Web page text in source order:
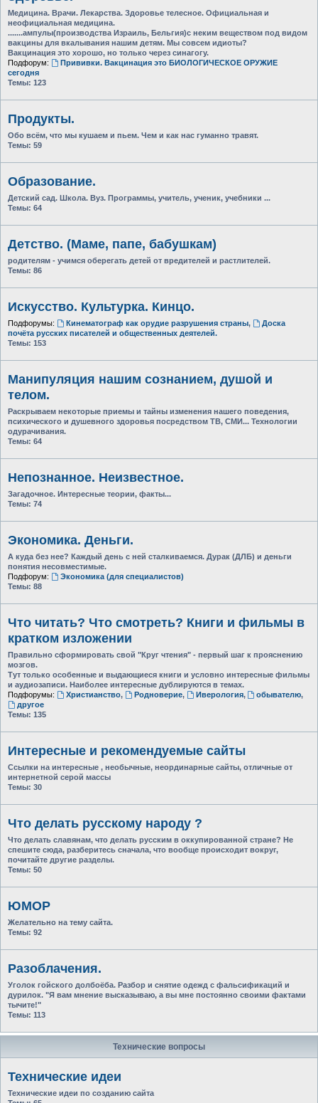
Медицина. Врачи. Лекарства. Здоровье телесное. Официальная и
неофициальная медицина.
.......ампулы(производства Израиль, Бельгия)с неким веществом под видом
вакцины для вкалывания нашим детям. Мы совсем идиоты?
Вакцинация это хорошо, но только через синагогу.
Подфорум:
Прививки. Вакцинация это БИОЛОГИЧЕСКОЕ ОРУЖИЕ
сегодня
Темы: 123
Продукты.
Обо всём, что мы кушаем и пьем. Чем и как нас гуманно травят.
Темы: 59
Образование.
Детский сад. Школа. Вуз. Программы, учитель, ученик, учебники ...
Темы: 64
Детство. (Маме, папе, бабушкам)
родителям - учимся оберегать детей от вредителей и растлителей.
Темы: 86
Искусство. Культурка. Кинцо.
Подфорумы: Кинематограф как орудие разрушения страны,
Доска
почёта русских писателей и общественных деятелей.
Темы: 153
Манипуляция нашим сознанием, душой и
телом.
Раскрываем некоторые приемы и тайны изменения нашего поведения,
психического и душевного здоровья посредством ТВ, СМИ... Технологии
одурачивания.
Темы: 64
Непознанное. Неизвестное.
Загадочное. Интересные теории, факты...
Темы: 74
Экономика. Деньги.
А куда без нее? Каждый день с ней сталкиваемся. Дурак (ДЛБ) и деньги
понятия несовместимые.
Подфорум:
Экономика (для специалистов)
Темы: 88
Что читать? Что смотреть? Книги и фильмы в
кратком изложении
Правильно сформировать свой "Круг чтения" - первый шаг к прояснению
мозгов.
Тут только особенные и выдающиеся книги и условно интересные фильмы
и аудиозаписи. Наиболее интересные дублируются в темах.
Подфорумы:
Христианство, Родноверие, Иверология, обывателю,
другое
Темы: 135
Интересные и рекомендуемые сайты
Ссылки на интересные , необычные, неординарные сайты, отличные от
интернетной серой массы
Темы: 30
Что делать русскому народу ?
Что делать славянам, что делать русским в оккупированной стране? Не
спешите сюда, разберитесь сначала, что вообще происходит вокруг,
почитайте другие разделы.
Темы: 50
ЮМОР
Желательно на тему сайта.
Темы: 92
Разоблачения.
Уголок гойского долбоёба. Разбор и снятие одежд с фальсификаций и
дурилок. "Я вам мнение высказываю, а вы мне постоянно своими фактами
тычите!"
Темы: 113
Технические вопросы
Технические идеи
Технические идеи по созданию сайта